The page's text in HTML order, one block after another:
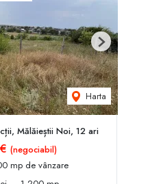
Harta
Next
Mălăieștii Noi, 12 ari
(negociabil)
mp de vânzare